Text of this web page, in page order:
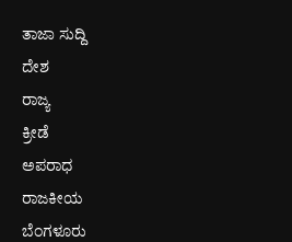
ತಾಜಾ ಸುದ್ದಿ
ದೇಶ
ರಾಜ್ಯ
ಕ್ರೀಡೆ
ಅಪರಾಧ
ರಾಜಕೀಯ
ಬೆಂಗಳೂರು